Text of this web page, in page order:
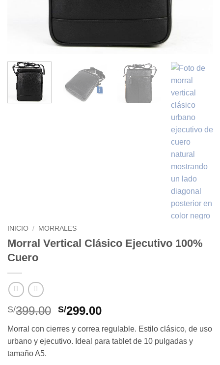
INICIO / MORRALES
Morral Vertical Clásico Ejecutivo 100%
Cuero
S/399.00 El
original
era:
S/299.00El
precio
actual
es:
Morral con cierres y correa regulable. Estilo clásico, de uso
urbano y ejecutivo. Ideal para tablet de 10 pulgadas y
tamaño A5.